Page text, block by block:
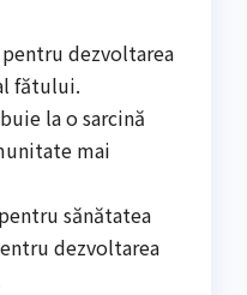
dezvoltarea
fătului.
la o sarcină
mai
sănătatea
dezvoltarea